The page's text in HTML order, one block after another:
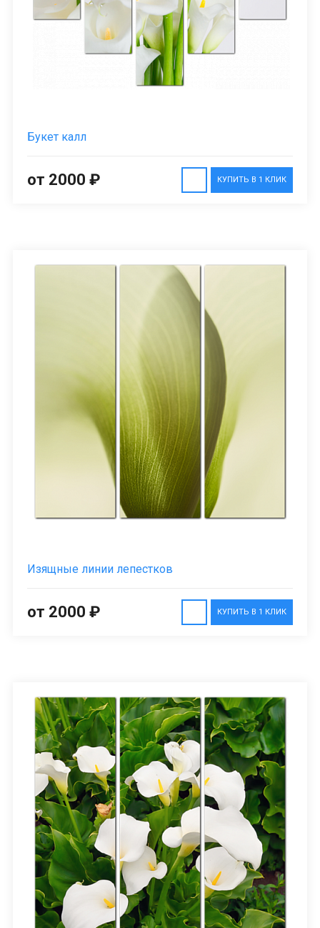
Букет калл
КУПИТЬ В 1 КЛИК
от 2000 ₽
Изящные линии лепестков
КУПИТЬ В 1 КЛИК
от 2000 ₽